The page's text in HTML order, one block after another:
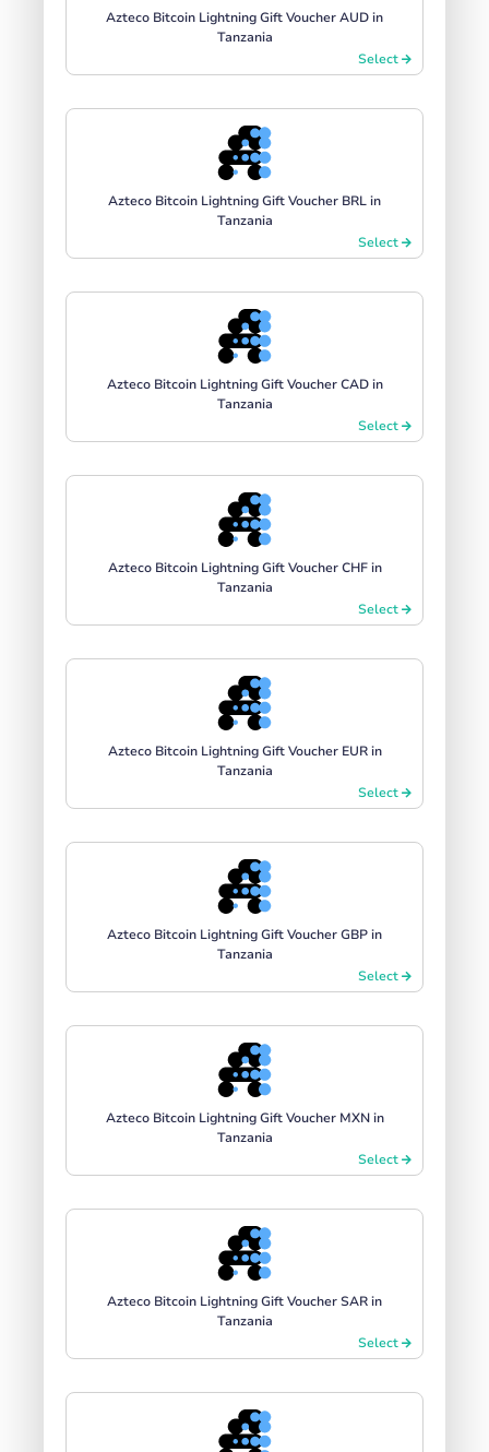
Azteco Bitcoin Lightning Gift Voucher AUD in
Tanzania
Select
Azteco Bitcoin Lightning Gift Voucher BRL in
Tanzania
Select
Azteco Bitcoin Lightning Gift Voucher CAD in
Tanzania
Select
Azteco Bitcoin Lightning Gift Voucher CHF in
Tanzania
Select
Azteco Bitcoin Lightning Gift Voucher EUR in
Tanzania
Select
Azteco Bitcoin Lightning Gift Voucher GBP in
Tanzania
Select
Azteco Bitcoin Lightning Gift Voucher MXN in
Tanzania
Select
Azteco Bitcoin Lightning Gift Voucher SAR in
Tanzania
Select